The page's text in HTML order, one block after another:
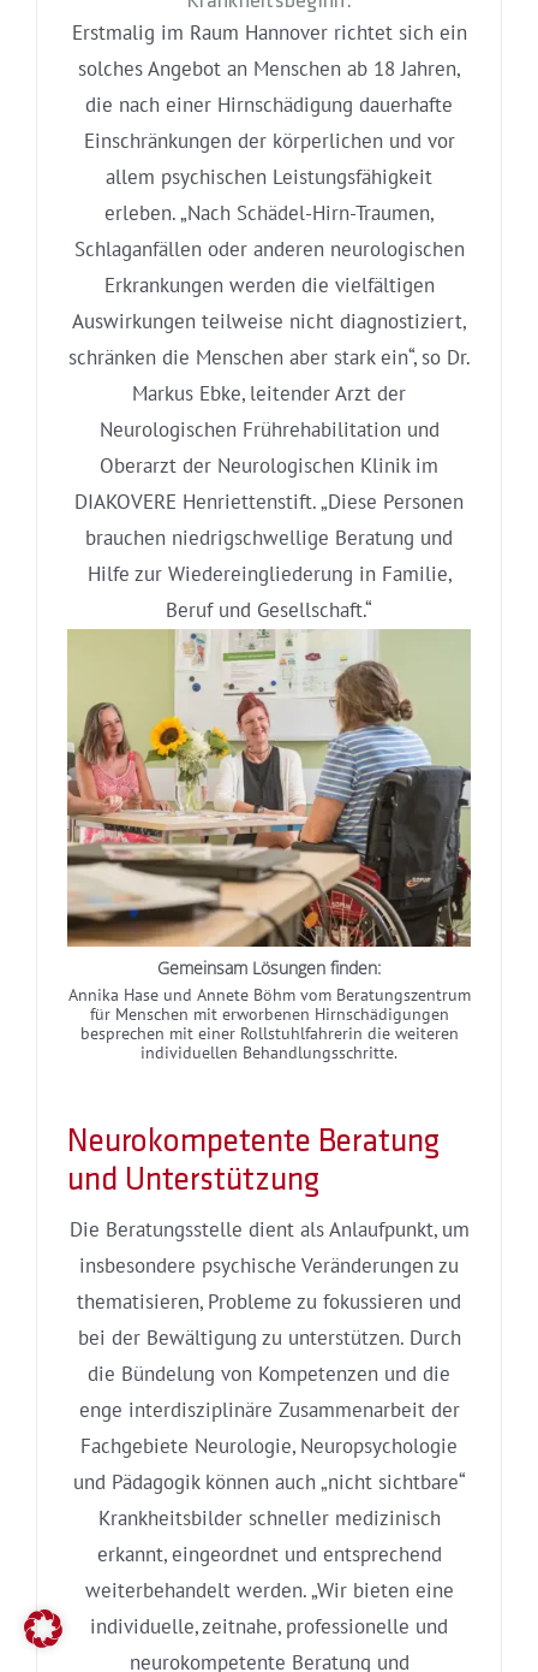
Erstmalig im Raum Hannover richtet sich ein
solches Angebot an Menschen ab 18 Jahren,
die nach einer Hirnschädigung dauerhafte
Einschränkungen der körperlichen und vor
allem psychischen Leistungsfähigkeit
erleben. „Nach Schädel-Hirn-Traumen,
Schlaganfällen oder anderen neurologischen
Erkrankungen werden die vielfältigen
Auswirkungen teilweise nicht diagnostiziert,
schränken die Menschen aber stark ein“, so Dr.
Markus Ebke, leitender Arzt der
Neurologischen Frührehabilitation und
Oberarzt der Neurologischen Klinik im
DIAKOVERE Henriettenstift. „Diese Personen
brauchen niedrigschwellige Beratung und
Hilfe zur Wiedereingliederung in Familie,
Beruf und Gesellschaft.“
Gemeinsam Lösungen finden:
Annika Hase und Annete Böhm vom Beratungszentrum
für Menschen mit erworbenen Hirnschädigungen
besprechen mit einer Rollstuhlfahrerin die weiteren
individuellen Behandlungsschritte.
Neurokompetente Beratung
und Unterstützung
Die Beratungsstelle dient als Anlaufpunkt, um
insbesondere psychische Veränderungen zu
thematisieren, Probleme zu fokussieren und
bei der Bewältigung zu unterstützen. Durch
die Bündelung von Kompetenzen und die
enge interdisziplinäre Zusammenarbeit der
Fachgebiete Neurologie, Neuropsychologie
und Pädagogik können auch „nicht sichtbare“
Krankheitsbilder schneller medizinisch
erkannt, eingeordnet und entsprechend
weiterbehandelt werden. „Wir bieten eine
individuelle, zeitnahe, professionelle und
neurokompetente Beratung und